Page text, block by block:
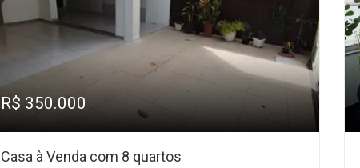
R$ 350.000
Casa à Venda com 8 quartos